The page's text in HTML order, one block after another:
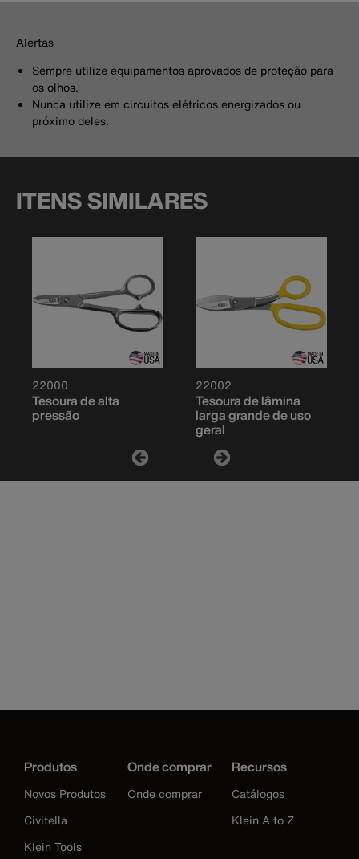
Alertas
Sempre utilize equipamentos aprovados de proteção para
os olhos.
Nunca utilize em circuitos elétricos energizados ou
próximo deles.
ITENS SIMILARES
22000
Tesoura de alta
pressão
22002
Tesoura de lâmina
larga grande de uso
geral
Produtos
Novos Produtos
Civitella
Klein Tools
Onde comprar
Onde comprar
Recursos
Catálogos
Klein A to Z